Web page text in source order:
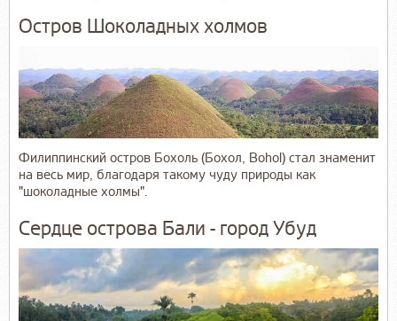
Остров Шоколадных холмов
Филиппинский остров Бохоль (Бохол, Bohol) стал знаменит
на весь мир, благодаря такому чуду природы как
"шоколадные холмы".
Сердце острова Бали - город Убуд